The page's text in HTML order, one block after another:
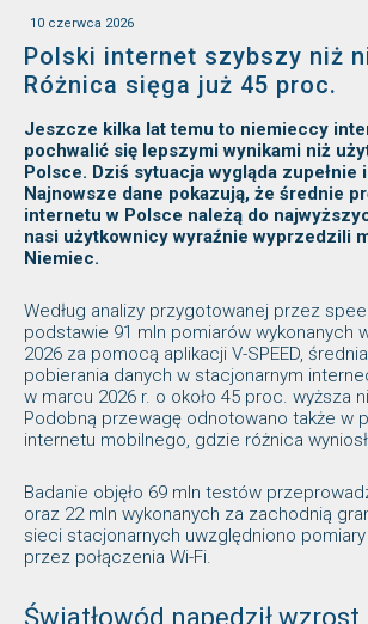
10 czerwca 2026
Polski internet szybszy niż
Różnica sięga już 45 proc.
Jeszcze kilka lat temu to niemieccy
pochwalić się lepszymi wynikami niż
Polsce. Dziś sytuacja wygląda zupełnie
Najnowsze dane pokazują, że średnie
internetu w Polsce należą do
nasi użytkownicy wyraźnie wyprzedzili
Niemiec.
Według analizy przygotowanej przez
podstawie 91 mln pomiarów wykonanych
2026 za pomocą aplikacji V-SPEED,
pobierania danych w stacjonarnym
w marcu 2026 r. o około 45 proc. wyższa
Podobną przewagę odnotowano także w
internetu mobilnego, gdzie różnica
Badanie objęło 69 mln testów
oraz 22 mln wykonanych za zachodnią
sieci stacjonarnych uwzględniono
przez połączenia Wi-Fi.
Światłowód napędził wzrost